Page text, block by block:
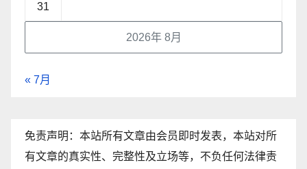
2026年 8月
31
« 7月
免责声明：本站所有文章由会员即时发表，本站对所
有文章的真实性、完整性及立场等，不负任何法律责